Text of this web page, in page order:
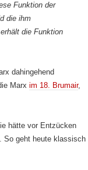
Funktion der
die ihm
die Funktion
dahingehend
Marx im 18. Brumair,
hätte vor Entzücken
So geht heute klassisch